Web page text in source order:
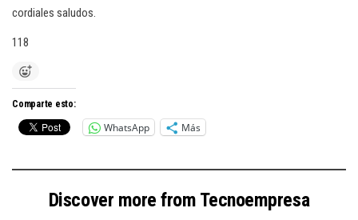
cordiales saludos.
118
Comparte esto:
WhatsApp Más
Discover more from Tecnoempresa